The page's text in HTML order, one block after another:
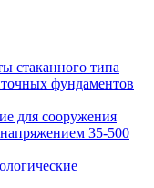
стаканного типа
фундаментов
для сооружения
35-500